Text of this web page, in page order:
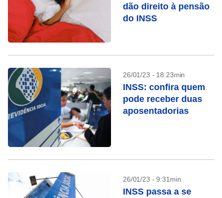
dão direito à pensão
do INSS
26/01/23 - 18:23min
INSS: confira quem
pode receber duas
aposentadorias
26/01/23 - 9:31min
INSS passa a se